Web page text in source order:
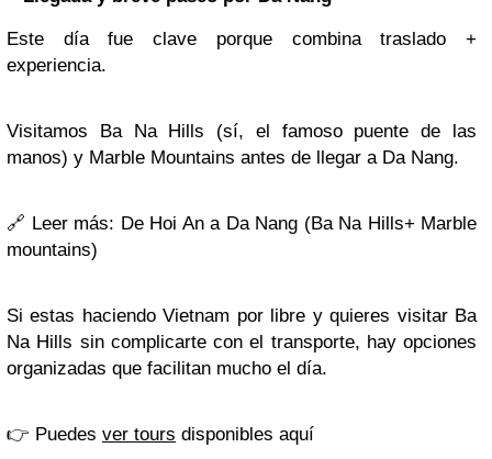
Este día fue clave porque combina traslado +
experiencia.
Visitamos Ba Na Hills (sí, el famoso puente de las
manos) y Marble Mountains antes de llegar a Da Nang.
🔗 Leer más: De Hoi An a Da Nang (Ba Na Hills+ Marble
mountains)
Si estas haciendo Vietnam por libre y quieres visitar Ba
Na Hills sin complicarte con el transporte, hay opciones
organizadas que facilitan mucho el día.
👉 Puedes ver tours disponibles aquí